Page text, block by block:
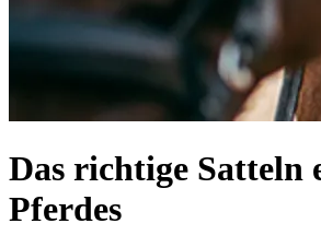
Das richtige Satteln
Pferdes